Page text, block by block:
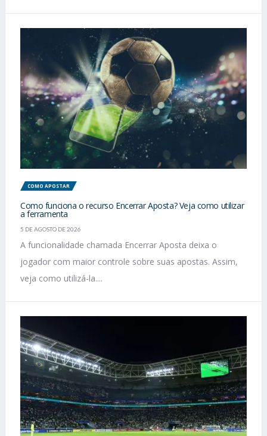
COMO APOSTAR
Como funciona o recurso Encerrar Aposta? Veja como utilizar
a ferramenta
5 DE AGOSTO DE 2026
A funcionalidade chamada Encerrar Aposta deixa o
jogador com maior controle sobre suas apostas. Assim,
veja como utilizá-la....